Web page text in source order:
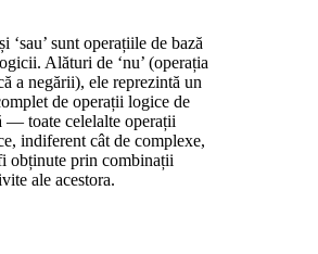
și ‘sau’ sunt operațiile de bază
Alături de ‘nu’ (operația
a negării), ele reprezintă un
de operații logice de
— toate celelalte operații
indiferent cât de complexe,
obținute prin combinații
ale acestora.